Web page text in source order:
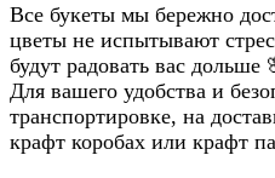
Все букеты мы бережно
цветы не испытывают
будут радовать вас дольше
Для вашего удобства и
транспортировке, на
крафт коробах или крафт